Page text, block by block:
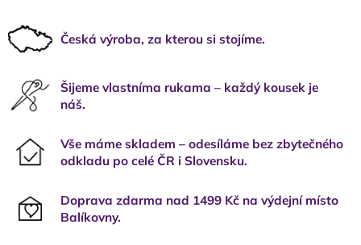
Česká výroba, za kterou si stojíme.
Šijeme vlastníma rukama – každý kousek je
náš.
Vše máme skladem – odesíláme bez zbytečného
odkladu po celé ČR i Slovensku.
Doprava zdarma nad 1499 Kč na výdejní místo
Balíkovny.